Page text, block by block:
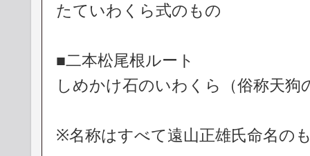
たていわくら式のもの
■二本松尾根ルート
しめかけ石のいわくら（俗称天狗
※名称はすべて遠山正雄氏命名の